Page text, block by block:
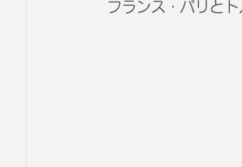
フランス・パリと